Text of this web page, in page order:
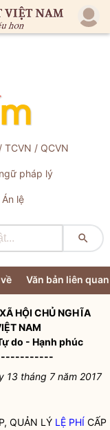
TCVN / QCVN
pháp lý
Án lệ

Văn bản liên quan
HỘI CHỦ NGHĨA
NAM
do - Hạnh phúc
13 tháng 7 năm 2017
QUẢN LÝ LỆ PHÍ CẤP